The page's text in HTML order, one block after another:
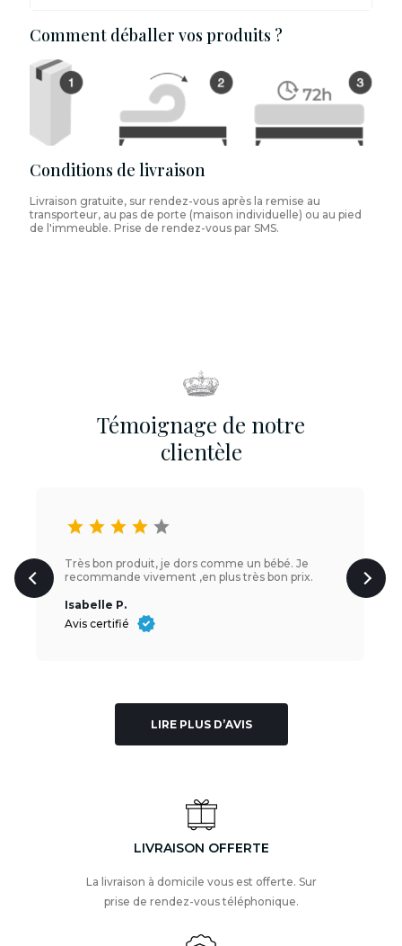
Comment déballer vos produits ?
Conditions de livraison
Livraison gratuite, sur rendez-vous après la remise au
transporteur, au pas de porte (maison individuelle) ou au pied
de l'immeuble. Prise de rendez-vous par SMS.
Témoignage de notre
clientèle
star star star star star
Très bon produit, je dors comme un bébé. Je
recommande vivement ,en plus très bon prix.
Isabelle P.
Avis certifié
LIRE PLUS D’AVIS
LIVRAISON OFFERTE
La livraison à domicile vous est offerte. Sur
prise de rendez-vous téléphonique.